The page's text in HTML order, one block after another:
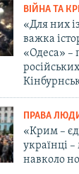
ВІЙНА ТА
«Для них
важка
«Одеса» –
ПРАВА
«Крим –
українці
навколо